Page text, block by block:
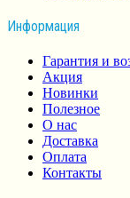
Информация
Гарантия и
Акция
Новинки
Полезное
О нас
Доставка
Оплата
Контакты